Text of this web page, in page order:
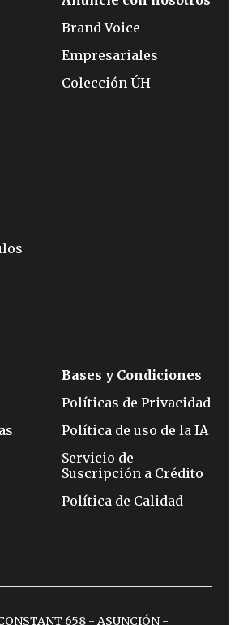
Brand Voice
Empresariales
Colección ÚH
Bases y Condiciones
Políticas de Privacidad
Política de uso de la IA
Servicio de
Suscripción a Crédito
Política de Calidad
658 - ASUNCIÓN -